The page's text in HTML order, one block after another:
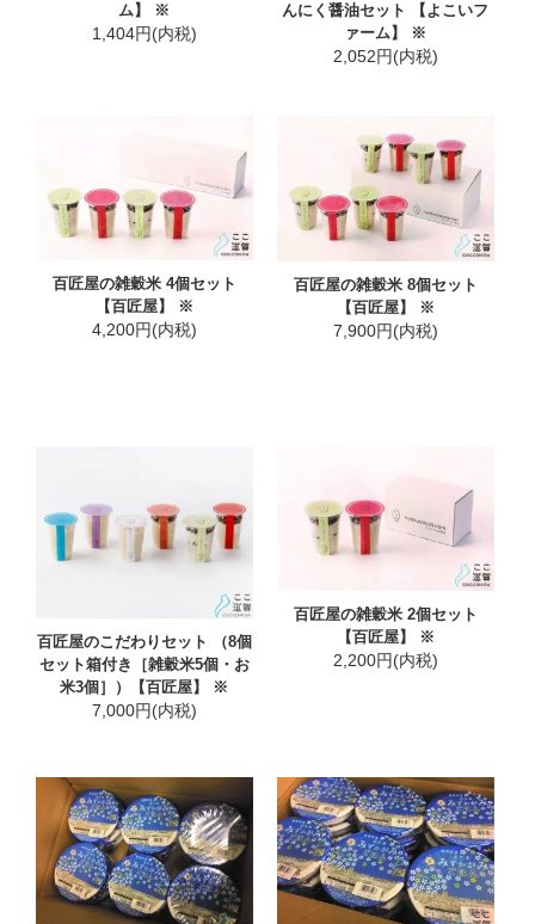
ム】 ※
1,404円(内税)
んにく醤油セット 【よこいフ
ァーム】 ※
2,052円(内税)
百匠屋の雑穀米 4個セット
【百匠屋】 ※
4,200円(内税)
百匠屋の雑穀米 8個セット
【百匠屋】 ※
7,900円(内税)
百匠屋のこだわりセット （8個
セット箱付き［雑穀米5個・お
米3個］）【百匠屋】 ※
7,000円(内税)
百匠屋の雑穀米 2個セット
【百匠屋】 ※
2,200円(内税)